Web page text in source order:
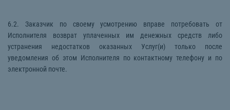
6.2. Заказчик по своему усмотрению вправе потребовать от
Исполнителя возврат уплаченных им денежных средств либо
устранения недостатков оказанных Услуг(и) только после
уведомления об этом Исполнителя по контактному телефону и по
электронной почте.